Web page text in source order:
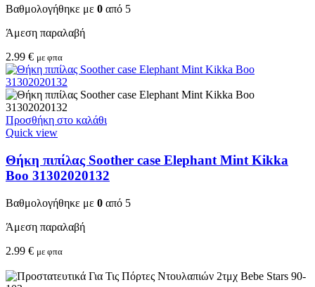
Βαθμολογήθηκε με 0 από 5
Άμεση παραλαβή
2.99 € με φπα
Προσθήκη στο καλάθι
Quick view
Θήκη πιπίλας Soother case Elephant Mint Kikka
Boo 31302020132
Βαθμολογήθηκε με 0 από 5
Άμεση παραλαβή
2.99 € με φπα